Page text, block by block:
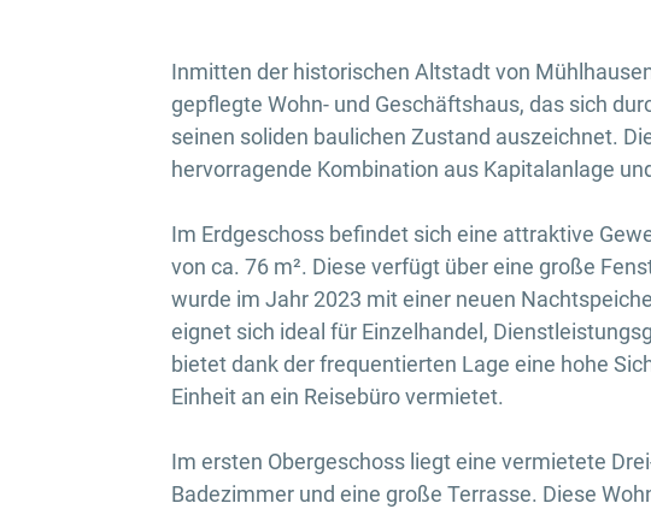
Inmitten der historischen Altstadt von
gepflegte Wohn- und Geschäftshaus, das sich
seinen soliden baulichen Zustand auszeichnet.
hervorragende Kombination aus Kapitalanlage
Im Erdgeschoss befindet sich eine attraktive
von ca. 76 m². Diese verfügt über eine große
wurde im Jahr 2023 mit einer neuen
eignet sich ideal für Einzelhandel,
bietet dank der frequentierten Lage eine hohe
Einheit an ein Reisebüro vermietet.
Im ersten Obergeschoss liegt eine vermietete
Badezimmer und eine große Terrasse. Diese